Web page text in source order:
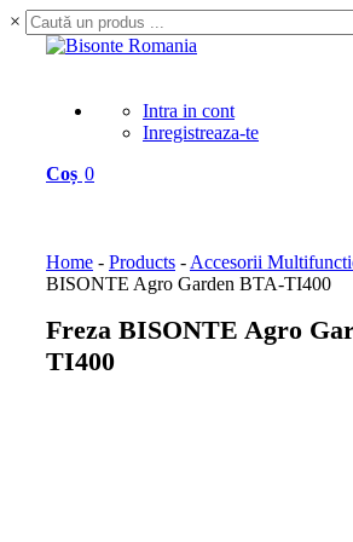
×
Intra in cont
Inregistreaza-te
Coș 0
Home - Products - Accesorii
BISONTE Agro Garden BTA-TI400
Freza BISONTE Agro
TI400